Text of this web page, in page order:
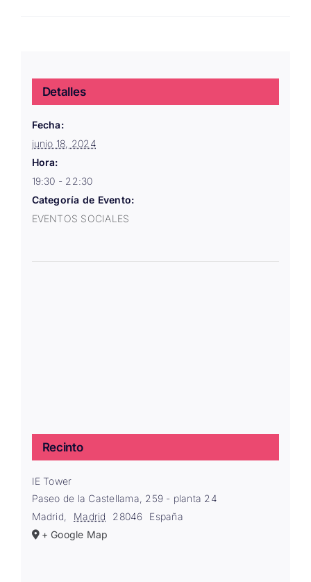
Detalles
Fecha:
junio 18, 2024
Hora:
19:30 - 22:30
Categoría de Evento:
EVENTOS SOCIALES
Recinto
IE Tower
Paseo de la Castellama, 259 - planta 24
Madrid, Madrid 28046
España
+ Google Map